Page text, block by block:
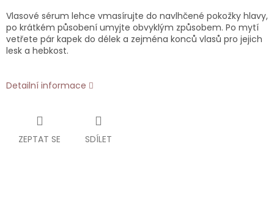
Vlasové sérum lehce vmasírujte do navlhčené pokožky hlavy,
po krátkém působení umyjte obvyklým způsobem. Po mytí
vetřete pár kapek do délek a zejména konců vlasů pro jejich
lesk a hebkost.
Detailní informace
ZEPTAT SE SDÍLET